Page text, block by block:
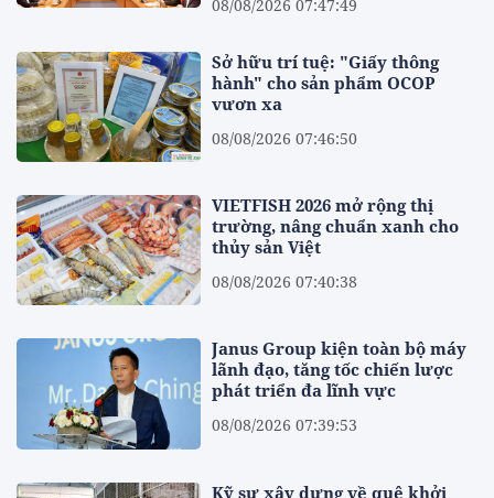
08/08/2026 07:47:49
Sở hữu trí tuệ: "Giấy thông
hành" cho sản phẩm OCOP
vươn xa
08/08/2026 07:46:50
VIETFISH 2026 mở rộng thị
trường, nâng chuẩn xanh cho
thủy sản Việt
08/08/2026 07:40:38
Janus Group kiện toàn bộ máy
lãnh đạo, tăng tốc chiến lược
phát triển đa lĩnh vực
08/08/2026 07:39:53
Kỹ sư xây dựng về quê khởi